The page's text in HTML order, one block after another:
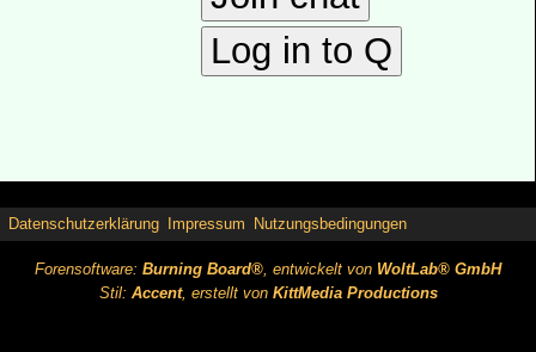
Datenschutzerklärung Impressum Nutzungsbedingungen
Forensoftware: Burning Board®, entwickelt von WoltLab® GmbH
Stil: Accent, erstellt von KittMedia Productions